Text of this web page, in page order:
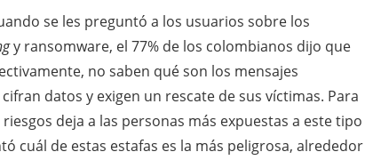
se les preguntó a los usuarios sobre los
y ransomware, el 77% de los colombianos dijo que
no saben qué son los mensajes
datos y exigen un rescate de sus víctimas. Para
deja a las personas más expuestas a este tipo
cuál de estas estafas es la más peligrosa, alrededor